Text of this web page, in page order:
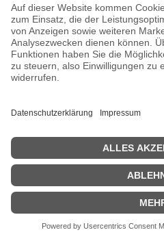
mit 1,5 m
Schwarz -
EAN:
Schwarz -